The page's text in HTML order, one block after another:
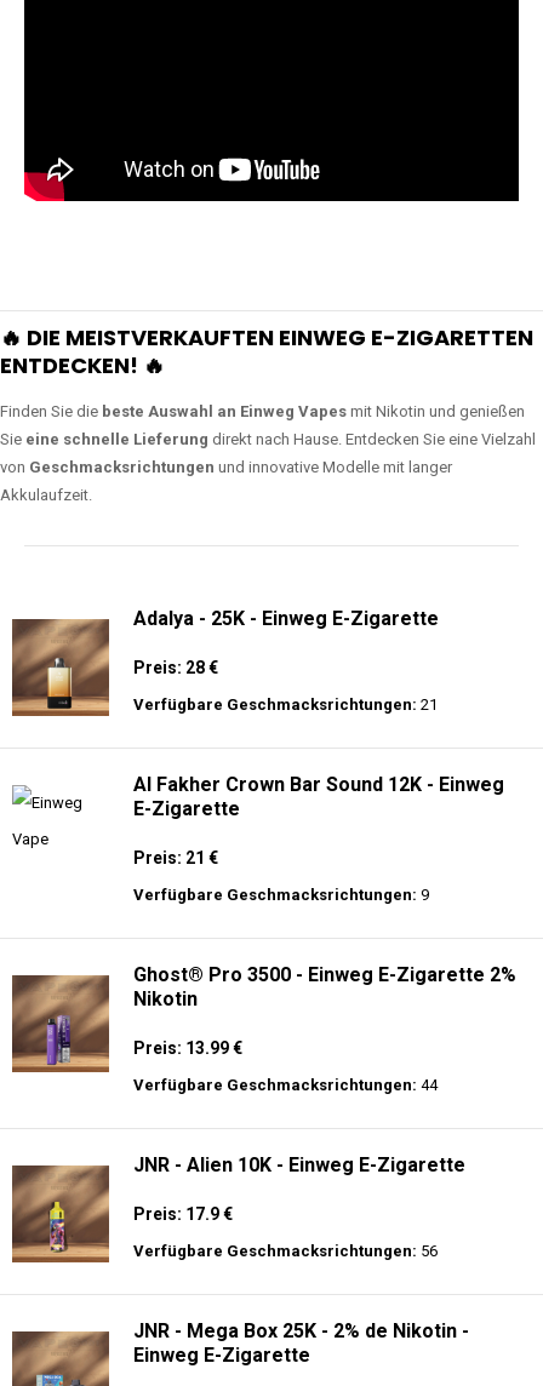
🔥 DIE MEISTVERKAUFTEN EINWEG E-ZIGARETTEN
ENTDECKEN! 🔥
Finden Sie die beste Auswahl an Einweg Vapes mit Nikotin und genießen
Sie eine schnelle Lieferung direkt nach Hause. Entdecken Sie eine Vielzahl
von Geschmacksrichtungen und innovative Modelle mit langer
Akkulaufzeit.
Adalya - 25K - Einweg E-Zigarette
Preis: 28 €
Verfügbare Geschmacksrichtungen: 21
Al Fakher Crown Bar Sound 12K - Einweg
E-Zigarette
Preis: 21 €
Verfügbare Geschmacksrichtungen: 9
Ghost® Pro 3500 - Einweg E-Zigarette 2%
Nikotin
Preis: 13.99 €
Verfügbare Geschmacksrichtungen: 44
JNR - Alien 10K - Einweg E-Zigarette
Preis: 17.9 €
Verfügbare Geschmacksrichtungen: 56
JNR - Mega Box 25K - 2% de Nikotin -
Einweg E-Zigarette